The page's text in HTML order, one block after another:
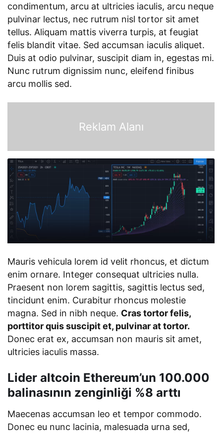
condimentum, arcu at ultricies iaculis, arcu neque
pulvinar lectus, nec rutrum nisl tortor sit amet
tellus. Aliquam mattis viverra turpis, at feugiat
felis blandit vitae. Sed accumsan iaculis aliquet.
Duis at odio pulvinar, suscipit diam in, egestas mi.
Nunc rutrum dignissim nunc, eleifend finibus
arcu mollis sed.
Reklam Alanı
Mauris vehicula lorem id velit rhoncus, et dictum
enim ornare. Integer consequat ultricies nulla.
Praesent non lorem sagittis, sagittis lectus sed,
tincidunt enim. Curabitur rhoncus molestie
magna. Sed in nibh neque. Cras tortor felis,
porttitor quis suscipit et, pulvinar at tortor.
Donec erat ex, accumsan non mauris sit amet,
ultricies iaculis massa.
Lider altcoin Ethereum’un 100.000
balinasının zenginliği %8 arttı
Maecenas accumsan leo et tempor commodo.
Donec eu nunc lacinia, malesuada urna sed,